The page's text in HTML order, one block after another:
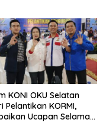
KONI OKU Selatan
Pelantikan KORMI,
Ucapan Selamat